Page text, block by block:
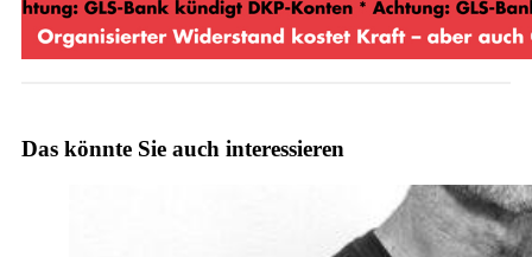
Das könnte Sie auch interessieren